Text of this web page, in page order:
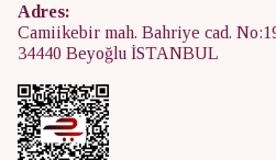
Adres:
Camiikebir mah. Bahriye cad.
34440 Beyoğlu İSTANBUL